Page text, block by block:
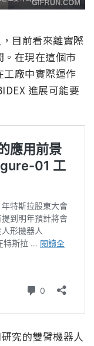
目前看來離實際
在現在這個市
廠中實際運作
進展可能要
究的雙臂機器人